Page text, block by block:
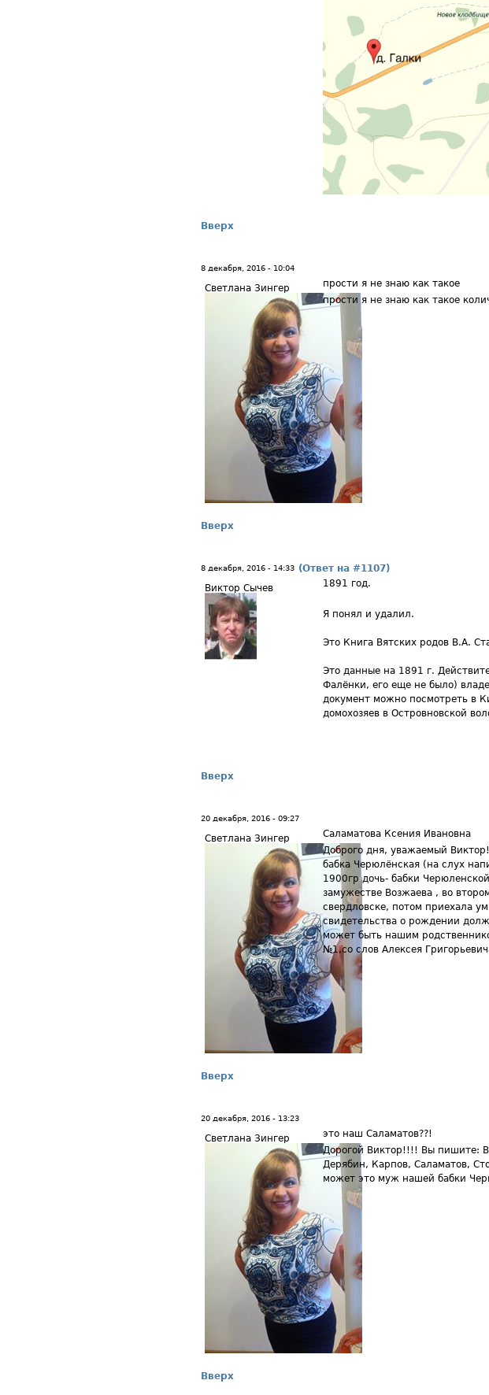
Вверх
8 декабря, 2016 - 10:04
Светлана Зингер
прости я не знаю как такое
прости я не знаю как такое
Вверх
8 декабря, 2016 - 14:33 (Ответ на #1107)
Виктор Сычев
1891 год.
Я понял и удалил.
Это Книга Вятских родов В.А.
Это данные на 1891 г.
Фалёнки, его еще не было)
документ можно посмотреть в
домохозяев в Островновской
Вверх
20 декабря, 2016 - 09:27
Светлана Зингер
Саламатова Ксения Ивановна
Доброго дня, уважаемый
бабка Черюлёнская (на слух
1900гр дочь- бабки
замужестве Возжаева , во
свердловске, потом приехала
свидетельства о рождении
может быть нашим
№1,со слов Алексея
Вверх
20 декабря, 2016 - 13:23
Светлана Зингер
это наш Саламатов??!
Дорогой Виктор!!!! Вы пишите:
Дерябин, Карпов, Саламатов,
может это муж нашей бабки
Вверх